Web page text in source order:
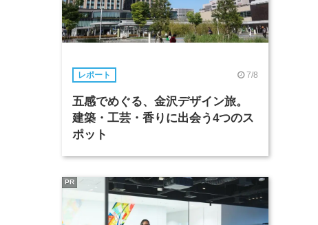
レポート 7/8
五感でめぐる、金沢デザイン旅。
建築・工芸・香りに出会う4つのス
ポット
PR